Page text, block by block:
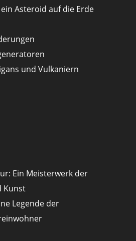
Asteroid auf die Erde
und Vulkaniern
Ein Meisterwerk der
Kunst
Legende der